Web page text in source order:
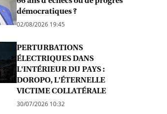
démocratiques ?
02/08/2026 19:45
PERTURBATIONS
ÉLECTRIQUES DANS
L'INTÉRIEUR DU PAYS :
DOROPO, L'ÉTERNELLE
VICTIME COLLATÉRALE
30/07/2026 10:32